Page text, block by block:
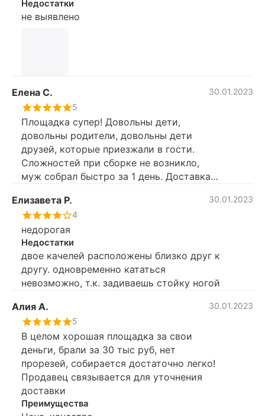
Недостатки
не выявлено
Елена С.
30.01.2023
5
Площадка супер! Довольны дети,
довольны родители, довольны дети
друзей, которые приезжали в гости.
Сложностей при сборке не возникло,
муж собрал быстро за 1 день. Доставка
Был небольшой форс мажор в цвете
горки. Заказывала зелёную горку, а
пришла красная. Продавец предлагал
обменять, но я не стала этого делать, т. к
лето было на носу и хотелось быстрее
установить. Боялась что цвет горки не
понравится детям, но обошлось.
старшему было без разницы. Покупкой
все довольны. Рекомендую и фирму и
площадку.
Елизавета Р.
30.01.2023
4
недорогая
Недостатки
двое качелей расположены близко друг к
другу. одновременно кататься
невозможно, т.к. задиваешь стойку ногой
Алия А.
30.01.2023
5
В целом хорошая площадка за свои
деньги, брали за 30 тыс руб, нет
прорезей, собирается достаточно легко!
Продавец связывается для уточнения
доставки
Преимущества